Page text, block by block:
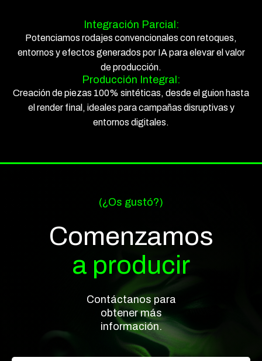
Integración Parcial:
Potenciamos rodajes convencionales con retoques,
entornos y efectos generados por IA para elevar el valor
de producción.
Producción Integral:
Creación de piezas 100% sintéticas, desde el guion hasta
el render final, ideales para campañas disruptivas y
entornos digitales.
(¿Os gustó?)
Comenzamos
a producir
Contáctanos para
obtener más
información.